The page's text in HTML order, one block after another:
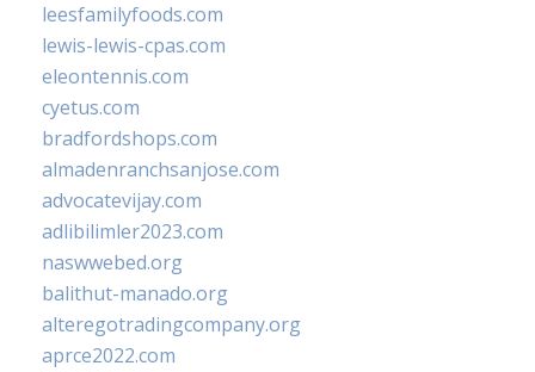
leesfamilyfoods.com
lewis-lewis-cpas.com
eleontennis.com
cyetus.com
bradfordshops.com
almadenranchsanjose.com
advocatevijay.com
adlibilimler2023.com
naswwebed.org
balithut-manado.org
alteregotradingcompany.org
aprce2022.com